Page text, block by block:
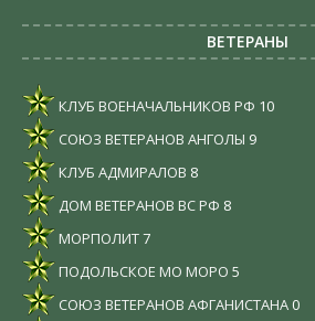
ВЕТЕРАНЫ
КЛУБ ВОЕНАЧАЛЬНИКОВ РФ 10
СОЮЗ ВЕТЕРАНОВ АНГОЛЫ 9
КЛУБ АДМИРАЛОВ 8
ДОМ ВЕТЕРАНОВ ВС РФ 8
МОРПОЛИТ7
ПОДОЛЬСКОЕ МО МОРО 5
СОЮЗ ВЕТЕРАНОВ АФГАНИСТАНА 0